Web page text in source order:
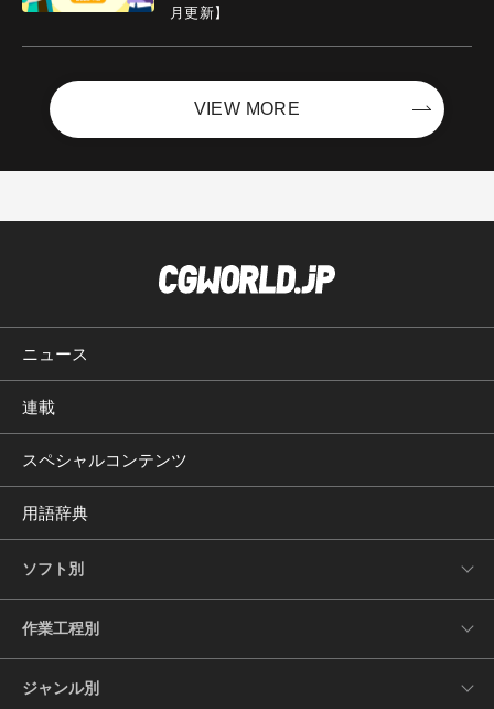
月更新】
VIEW MORE
ニュース
連載
スペシャルコンテンツ
用語辞典
ソフト別
作業工程別
ジャンル別